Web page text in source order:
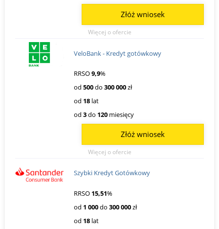
Więcej o ofercie
Złóż wniosek
VeloBank - Kredyt gotówkowy
RRSO9,9%
od 500do 300 000zł
od 18 lat
od 3do 120 miesięcy
Więcej o ofercie
Złóż wniosek
Szybki Kredyt Gotówkowy
RRSO 15,51%
od 1 000do 300 000zł
od 18 lat